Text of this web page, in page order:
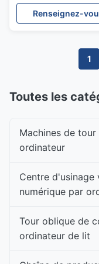
haute
Renseignez-
1
Toutes les
Machines de
ordinateur
Centre
numérique par
Tour oblique de
ordinateur de lit